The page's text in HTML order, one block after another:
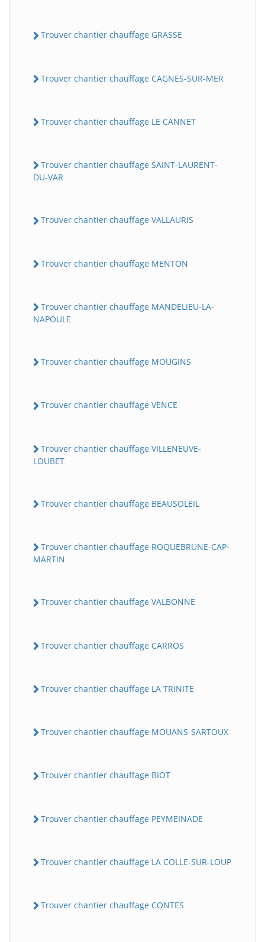
Trouver chantier chauffage GRASSE
Trouver chantier chauffage CAGNES-SUR-MER
Trouver chantier chauffage LE CANNET
Trouver chantier chauffage SAINT-LAURENT-
DU-VAR
Trouver chantier chauffage VALLAURIS
Trouver chantier chauffage MENTON
Trouver chantier chauffage MANDELIEU-LA-
NAPOULE
Trouver chantier chauffage MOUGINS
Trouver chantier chauffage VENCE
Trouver chantier chauffage VILLENEUVE-
LOUBET
Trouver chantier chauffage BEAUSOLEIL
Trouver chantier chauffage ROQUEBRUNE-CAP-
MARTIN
Trouver chantier chauffage VALBONNE
Trouver chantier chauffage CARROS
Trouver chantier chauffage LA TRINITE
Trouver chantier chauffage MOUANS-SARTOUX
Trouver chantier chauffage BIOT
Trouver chantier chauffage PEYMEINADE
Trouver chantier chauffage LA COLLE-SUR-LOUP
Trouver chantier chauffage CONTES